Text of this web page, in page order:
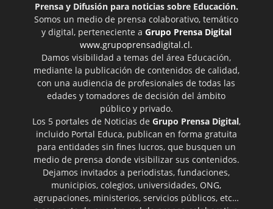
Prensa y Difusión para noticias sobre Educación.
Somos un medio de prensa colaborativo, temático
y digital, perteneciente a Grupo Prensa Digital
www.grupoprensadigital.cl.
Damos visibilidad a temas del área Educación,
mediante la publicación de contenidos de calidad,
con una audiencia de profesionales de todas las
edades y tomadores de decisión del ámbito
público y privado.
Los 5 portales de Noticias de Grupo Prensa Digital,
incluido Portal Educa, publican en forma gratuita
para entidades sin fines lucros, que busquen un
medio de prensa donde visibilizar sus contenidos.
Dejamos invitados a periodistas, fundaciones,
municipios, colegios, universidades, ONG,
agrupaciones, ministerios, servicios públicos, etc…